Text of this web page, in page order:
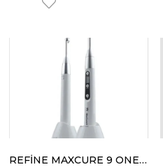
REFİNE MAXCURE 9 ONE SECOND IŞIN DOLGU CİHAZI